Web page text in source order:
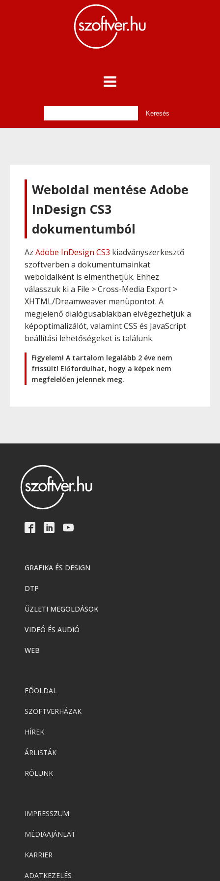
Weboldal mentése Adobe
InDesign CS3
dokumentumból
Az Adobe InDesign CS3 kiadványszerkesztő
szoftverben a dokumentumainkat
weboldalként is elmenthetjük. Ehhez
válasszuk ki a File > Cross-Media Export >
XHTML/Dreamweaver menüpontot. A
megjelenő dialógusablakban elvégezhetjük a
képoptimalizálót, valamint CSS és JavaScript
beállítási lehetőségeket is találunk.
Figyelem! A tartalom legalább 2 éve nem
frissült! Előfordulhat, hogy a képek nem
megfelelően jelennek meg.
GRAFIKA ÉS DESIGN
DTP
ÜZLETI MEGOLDÁSOK
VIDEÓ ÉS AUDIÓ
WEB
FŐOLDAL
SZOFTVERHÁZAK
HÍREK
ÁRLISTÁK
RÓLUNK
IMPRESSZUM
MÉDIAAJÁNLAT
KARRIER
ADATKEZELÉS